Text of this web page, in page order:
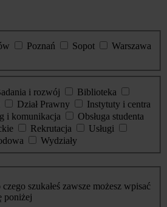
Poznań Sopot
Warszawa
i rozwój
Biblioteka
Dział Prawny
Instytuty i centra
i komunikacja
Obsługa studenta
Rekrutacja
Usługi
Wydziały
szukałeś zawsze możesz wpisać
poniżej